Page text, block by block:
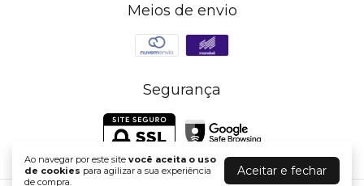
Ao navegar por este site você aceita o uso
de cookies para agilizar a sua experiência
de compra.
Aceitar e fechar
Meios de envio
Segurança